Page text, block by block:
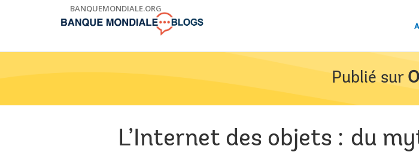
BANQUEMONDIALE.ORG
Publié sur
L’Internet des objets : du